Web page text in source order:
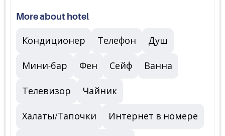
More about hotel
Кондиционер Телефон Душ
Мини-бар Фен Сейф Ванна
Телевизор Чайник
Халаты/Тапочки Интернет в номере